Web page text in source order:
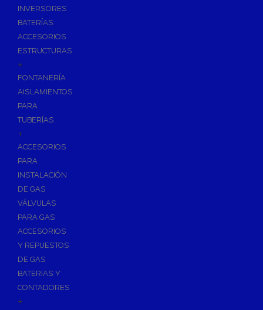
INVERSORES
BATERÍAS
ACCESORIOS
ESTRUCTURAS
+
FONTANERÍA
AISLAMIENTOS
PARA
TUBERÍAS
+
ACCESORIOS
PARA
INSTALACIÓN
DE GAS
VÁLVULAS
PARA GAS
ACCESORIOS
Y REPUESTOS
DE GAS
BATERIAS Y
CONTADORES
+